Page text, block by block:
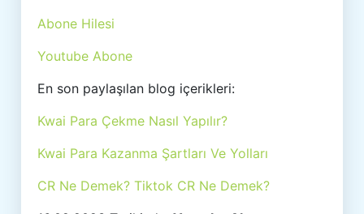
Abone Hilesi
Youtube Abone
En son paylaşılan blog içerikleri:
Kwai Para Çekme Nasıl Yapılır?
Kwai Para Kazanma Şartları Ve Yolları
CR Ne Demek? Tiktok CR Ne Demek?